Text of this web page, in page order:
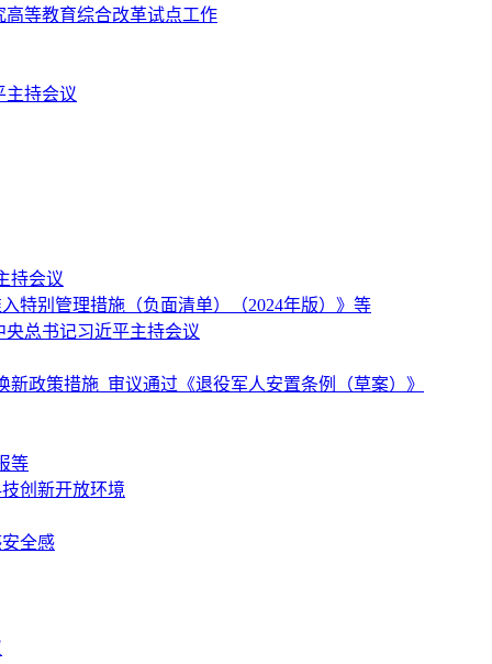
等教育综合改革试点工作
主持会议
持会议
特别管理措施（负面清单）（2024年版）》等
总书记习近平主持会议
政策措施 审议通过《退役军人安置条例（草案）》
等
创新开放环境
全感